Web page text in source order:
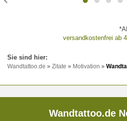
versandkostenfrei ab
Wandtattoo.de » Zitate » Motivation »
Wandtattoo.de